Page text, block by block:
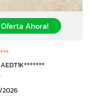
Oferta Ahora!